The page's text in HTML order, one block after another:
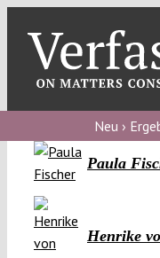
content
blog
Verfassungs
Verfassungs
podcast
Neu ›
Paula
Henrike